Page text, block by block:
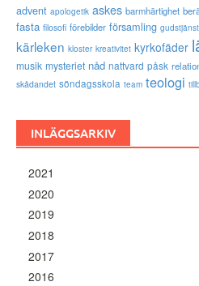
advent apologetik askes barmhärtighet
fasta filosofi förebilder församling gudstjänst
kärleken kloster kreativitet kyrkofäder
musik mysteriet nåd nattvard påsk
skådandet söndagsskola team teologi
INLÄGGSARKIV
2021
2020
2019
2018
2017
2016